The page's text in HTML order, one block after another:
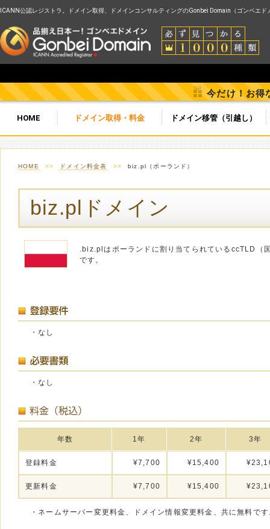
ICANN公認レジストラ。ドメイン取得、ドメインコンサルティングのGonbei Domain（ゴンベエド
今だけ！お得
HOME ドメイン取得・料金 ドメイン移管（引越し）
HOME >> ドメイン料金表 >> biz.pl（ポーランド）
biz.plドメイン
.biz.plはポーランドに割り当てられているccTLD（
です。
・なし
・なし
年数 1年 2年 3年
登録料金 ¥7,700 ¥15,400
更新料金 ¥7,700 ¥15,400
・ネームサーバー変更料金、ドメイン情報変更料金、共に無料で